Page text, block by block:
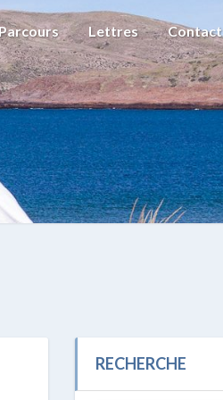
Lettres Contact
RECHERCHE